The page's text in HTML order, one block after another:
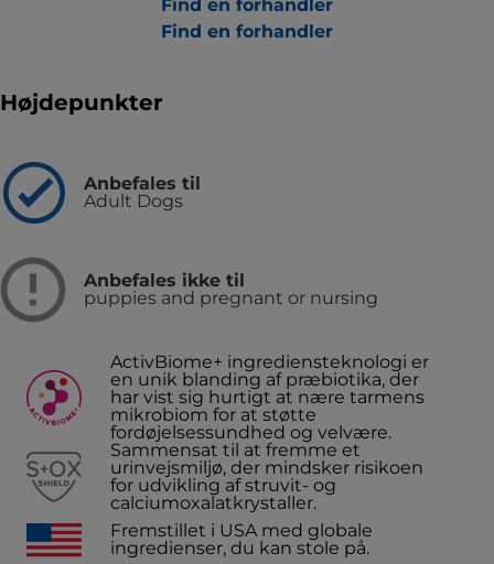
Find en forhandler
Find en forhandler
Højdepunkter
Anbefales til
Adult Dogs
Anbefales ikke til
puppies and pregnant or nursing
ActivBiome+ ingrediensteknologi er
en unik blanding af præbiotika, der
har vist sig hurtigt at nære tarmens
mikrobiom for at støtte
fordøjelsessundhed og velvære.
Sammensat til at fremme et
urinvejsmiljø, der mindsker risikoen
for udvikling af struvit- og
calciumoxalatkrystaller.
Fremstillet i USA med globale
ingredienser, du kan stole på.